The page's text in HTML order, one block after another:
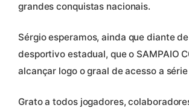
grandes conquistas nacionais.
Sérgio esperamos, ainda que diante
desportivo estadual, que o SAMPAIO
alcançar logo o graal de acesso a série
Grato a todos jogadores,